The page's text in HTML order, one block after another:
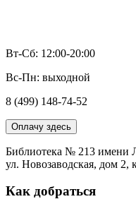
Вт-Сб: 12:00-20:00
Вс-Пн: выходной
8 (499) 148-74-52
Оплачу здесь
Библиотека № 213 имени
ул. Новозаводская, дом 2,
Как добраться